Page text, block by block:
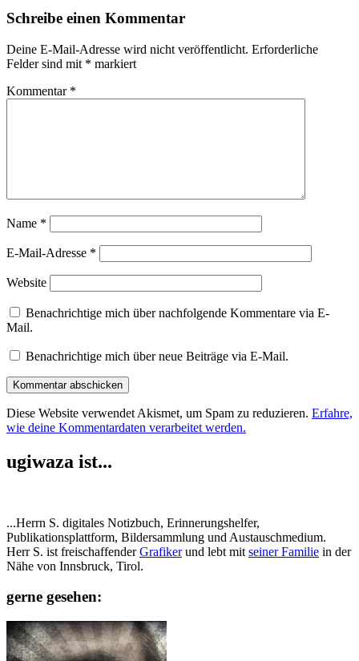
Schreibe einen Kommentar
Deine E-Mail-Adresse wird nicht veröffentlicht. Erforderliche
Felder sind mit * markiert
Kommentar *
Name *
E-Mail-Adresse *
Website
Benachrichtige mich über nachfolgende Kommentare via E-
Mail.
Benachrichtige mich über neue Beiträge via E-Mail.
Diese Website verwendet Akismet, um Spam zu reduzieren. Erfahre,
wie deine Kommentardaten verarbeitet werden.
ugiwaza ist...
...Herrn S. digitales Notizbuch, Erinnerungshelfer,
Publikationsplattform, Bildersammlung und Austauschmedium.
Herr S. ist freischaffenderGrafikerund lebt mit seiner Familie in der
Nähe von Innsbruck, Tirol.
gerne gesehen: